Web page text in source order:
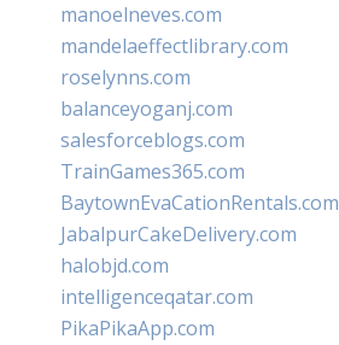
manoelneves.com
mandelaeffectlibrary.com
roselynns.com
balanceyoganj.com
salesforceblogs.com
TrainGames365.com
BaytownEvaCationRentals.com
JabalpurCakeDelivery.com
halobjd.com
intelligenceqatar.com
PikaPikaApp.com